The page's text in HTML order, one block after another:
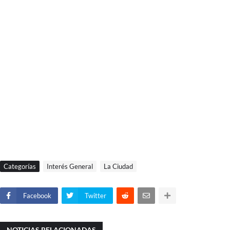
Categorías Interés General La Ciudad
Facebook Twitter